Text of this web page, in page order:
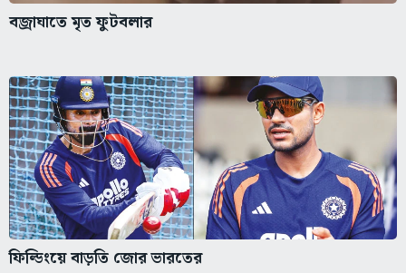
বজ্রাঘাতে মৃত ফুটবলার
ফিল্ডিংয়ে বাড়তি জোর ভারতের